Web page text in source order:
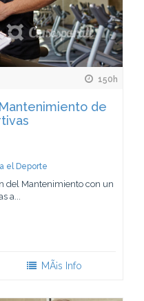
150h
de
el Deporte
del Mantenimiento con un
a...
MÃ¡s Info